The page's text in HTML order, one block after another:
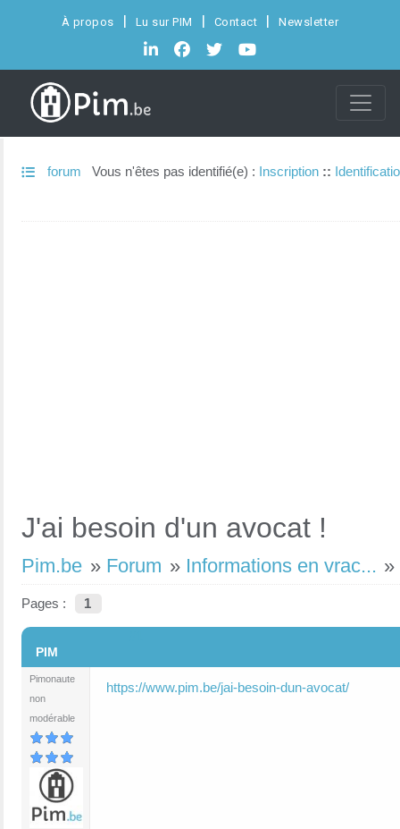
À propos Lu sur PIM Contact Newsletter
forum Vous n'êtes pas identifié(e) : Inscription ::
J'ai besoin d'un avocat !
Pim.be » Forum » Informations en vrac... »
Pages : 1
PIM
Pimonaute
non
modérable
https://www.pim.be/jai-besoin-dun-avocat/